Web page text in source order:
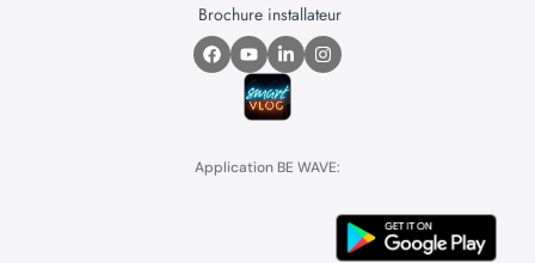
Brochure installateur
Application BE WAVE: